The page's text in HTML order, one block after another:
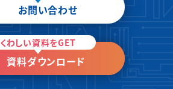
お問い合わせ
くわしい資料をGET
資料ダウンロード